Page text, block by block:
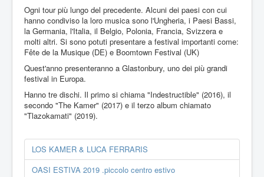
Ogni tour più lungo del precedente. Alcuni dei paesi con cui
hanno condiviso la loro musica sono l'Ungheria, i Paesi Bassi,
la Germania, l'Italia, il Belgio, Polonia, Francia, Svizzera e
molti altri. Si sono potuti presentare a festival importanti come:
Fête de la Musique (DE) e Boomtown Festival (UK)
Quest'anno presenteranno a Glastonbury, uno dei più grandi
festival in Europa.
Hanno tre dischi. Il primo si chiama "Indestructible" (2016), il
secondo "The Kamer" (2017) e il terzo album chiamato
"Tlazokamati" (2019).
LOS KAMER & LUCA FERRARIS
OASI ESTIVA 2019 .piccolo centro estivo